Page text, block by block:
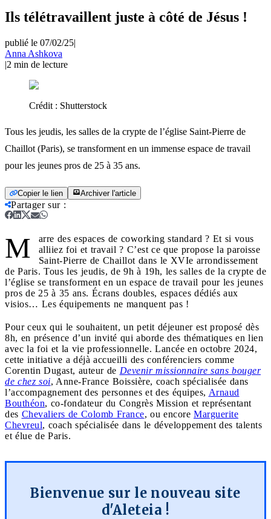
Ils télétravaillent juste à côté de Jésus !
publié le 07/02/25|
Anna Ashkova
|2 min de lecture
Crédit : Shutterstock
Tous les jeudis, les salles de la crypte de l’église Saint-Pierre de
Chaillot (Paris), se transforment en un immense espace de travail
pour les jeunes pros de 25 à 35 ans.
Copier le lien Archiver l'article
Partager sur:
M
arre des espaces de coworking standard ? Et si vous
alliiez foi et travail ? C’est ce que propose la paroisse
Saint-Pierre de Chaillot dans le XVIe arrondissement
de Paris. Tous les jeudis, de 9h à 19h, les salles de la crypte de
l’église se transforment en un espace de travail pour les jeunes
pros de 25 à 35 ans. Écrans doubles, espaces dédiés aux
visios… Les équipements ne manquent pas !
Pour ceux qui le souhaitent, un petit déjeuner est proposé dès
8h, en présence d’un invité qui aborde des thématiques en lien
avec la foi et la vie professionnelle. Lancée en octobre 2024,
cette initiative a déjà accueilli des conférenciers comme
Corentin Dugast, auteur de Devenir missionnaire sans bouger
de chez soi, Anne-France Boissière, coach spécialisée dans
l’accompagnement des personnes et des équipes, Arnaud
Bouthéon, co-fondateur du Congrès Mission et représentant
des Chevaliers de Colomb France, ou encore Marguerite
Chevreul, coach spécialisée dans le développement des talents
et élue de Paris.
Bienvenue sur le nouveau site
d'Aleteia !